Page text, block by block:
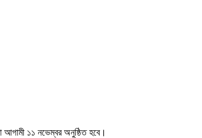
আগামী ১১ নভেম্বর অনুষ্ঠিত হবে।